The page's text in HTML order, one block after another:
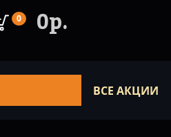
0 0р.
ВСЕ АКЦИИ